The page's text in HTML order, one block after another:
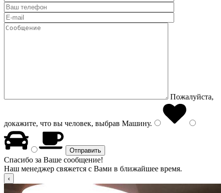
Пожалуйста,
докажите, что вы человек, выбрав Машину.
Спасибо за Ваше сообщение!
Наш менеджер свяжется с Вами в ближайшее время.